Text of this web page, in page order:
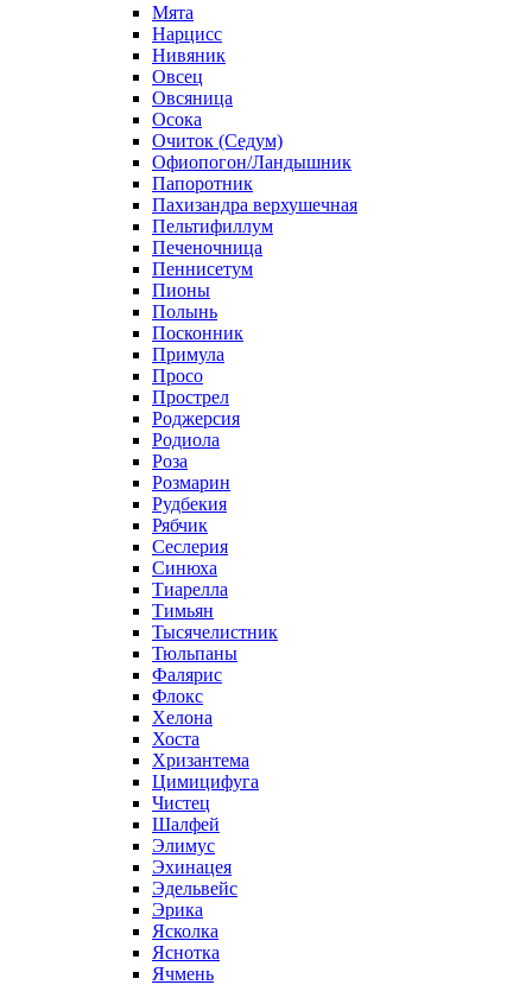
Мята
Нарцисс
Нивяник
Овсец
Овсяница
Осока
Очиток (Седум)
Офиопогон/Ландышник
Папоротник
Пахизандра верхушечная
Пельтифиллум
Печеночница
Пеннисетум
Пионы
Полынь
Посконник
Примула
Просо
Прострел
Роджерсия
Родиола
Роза
Розмарин
Рудбекия
Рябчик
Сеслерия
Синюха
Тиарелла
Тимьян
Тысячелистник
Тюльпаны
Фалярис
Флокс
Хелона
Хоста
Хризантема
Цимицифуга
Чистец
Шалфей
Элимус
Эхинацея
Эдельвейс
Эрика
Ясколка
Яснотка
Ячмень